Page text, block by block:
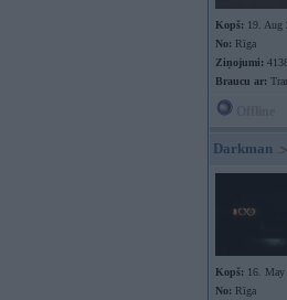
Kopš: 19. Aug
No: Rīga
Ziņojumi:
Braucu ar:
Darkman
Kopš: 16. May
No: Rīga